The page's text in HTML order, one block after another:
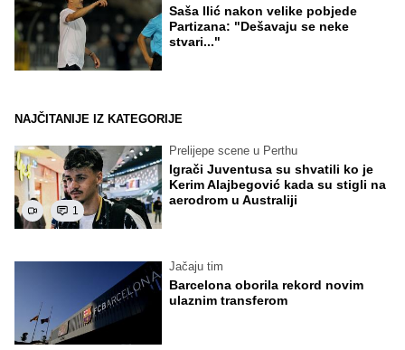
Saša Ilić nakon velike pobjede
Partizana: "Dešavaju se neke
stvari..."
NAJČITANIJE IZ KATEGORIJE
1
Prelijepe scene u Perthu
Igrači Juventusa su shvatili ko je
Kerim Alajbegović kada su stigli na
aerodrom u Australiji
Jačaju tim
Barcelona oborila rekord novim
ulaznim transferom